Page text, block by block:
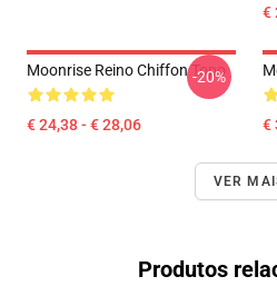
€
Moonrise Reino Chiffon Topo
€ 24,38 - € 28,06
-20%
€
VER
Produtos